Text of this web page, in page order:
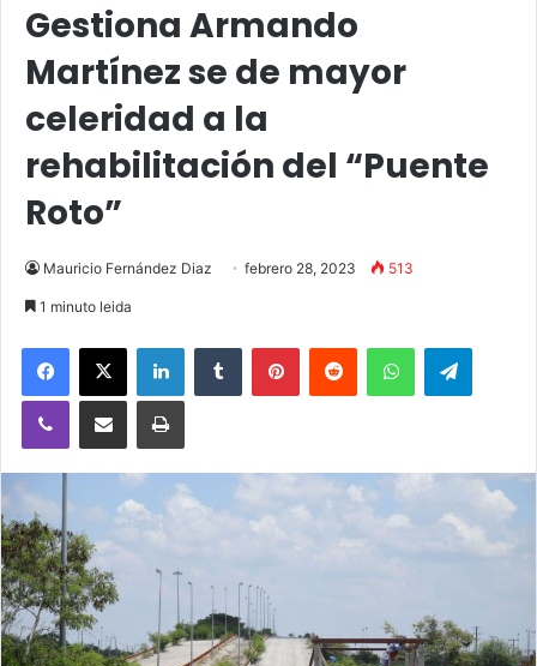
Gestiona Armando
Martínez se de mayor
celeridad a la
rehabilitación del “Puente
Roto”
Mauricio Fernández Diaz febrero 28, 2023 513
1 minuto leida
Facebook
X LinkedInTumblr PinterestReddit WhatsApp
Viber Compartir vía email Imprimir